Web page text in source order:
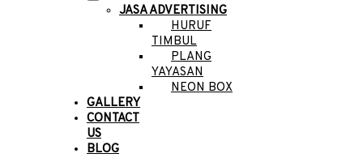
JASA ADVERTISING
HURUF
TIMBUL
PLANG
YAYASAN
NEON BOX
GALLERY
CONTACT
US
BLOG